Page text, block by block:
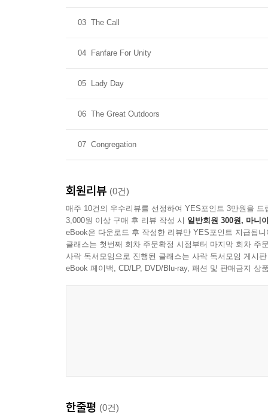
03 The Call
04 Fanfare For Unity
05 Lady Day
06 The Great Outdoors
07 Congregation
회원리뷰 (0건)
매주 10건의 우수리뷰를 선정하여 YES포인트 3만원을 드
3,000원 이상 구매 후 리뷰 작성 시 일반회원 300원, 마니
eBook은 다운로드 후 작성한 리뷰만 YES포인트 지급됩니
클래스는 첫번째 회차 주문확정 시점부터 마지막 회차 주
사락 독서모임으로 진행된 클래스는 사락 독서모임 게시
eBook 페이백, CD/LP, DVD/Blu-ray, 패션 및 판매금지 상
한줄평 (0건)